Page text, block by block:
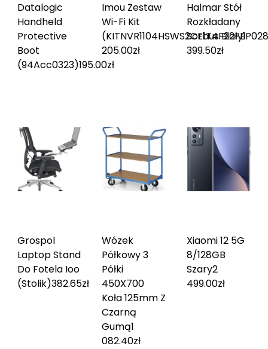
Datalogic
Handheld
Protective
Boot
(94Acc0323)195.00zł
Imou Zestaw
Wi-Fi Kit
205.00zł
Halmar Stół
Rozkładany
Sorbus Biały1
399.50zł
Grospol
Laptop Stand
Do Fotela Ioo
(Stolik)382.65zł
Wózek
Półkowy 3
Półki
450X700
Koła 125mm Z
Czarną
Gumą1
082.40zł
Xiaomi 12 5G
8/128GB
Szary2
499.00zł